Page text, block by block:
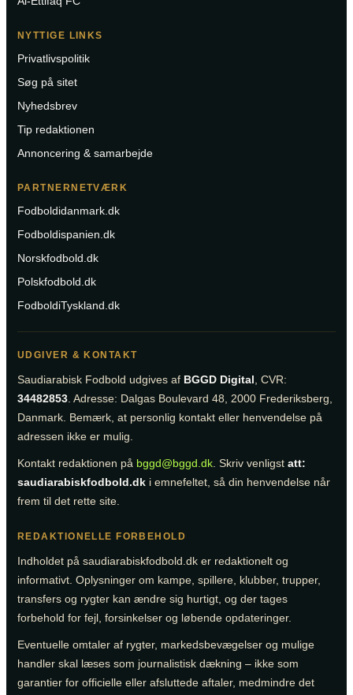
NYTTIGE LINKS
Privatlivspolitik
Søg på sitet
Nyhedsbrev
Tip redaktionen
Annoncering & samarbejde
PARTNERNETVÆRK
Fodboldidanmark.dk
Fodboldispanien.dk
Norskfodbold.dk
Polskfodbold.dk
FodboldiTyskland.dk
UDGIVER & KONTAKT
Saudiarabisk Fodbold udgives af BGGD Digital, CVR:
34482853. Adresse: Dalgas Boulevard 48, 2000 Frederiksberg,
Danmark. Bemærk, at personlig kontakt eller henvendelse på
adressen ikke er mulig.
Kontakt redaktionen på bggd@bggd.dk. Skriv venligst att:
saudiarabiskfodbold.dk i emnefeltet, så din henvendelse når
frem til det rette site.
REDAKTIONELLE FORBEHOLD
Indholdet på saudiarabiskfodbold.dk er redaktionelt og
informativt. Oplysninger om kampe, spillere, klubber, trupper,
transfers og rygter kan ændre sig hurtigt, og der tages
forbehold for fejl, forsinkelser og løbende opdateringer.
Eventuelle omtaler af rygter, markedsbevægelser og mulige
handler skal læses som journalistisk dækning – ikke som
garantier for officielle eller afsluttede aftaler, medmindre det